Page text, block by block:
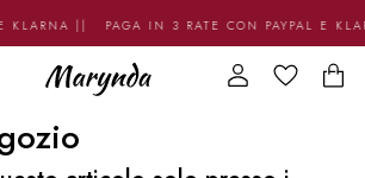
KLARNA || PAGA IN 3 RATE CON PAYPAL E